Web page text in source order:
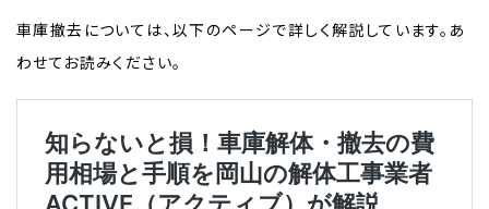
車庫撤去については、以下のページで詳しく解説しています。あ
わせてお読みください。